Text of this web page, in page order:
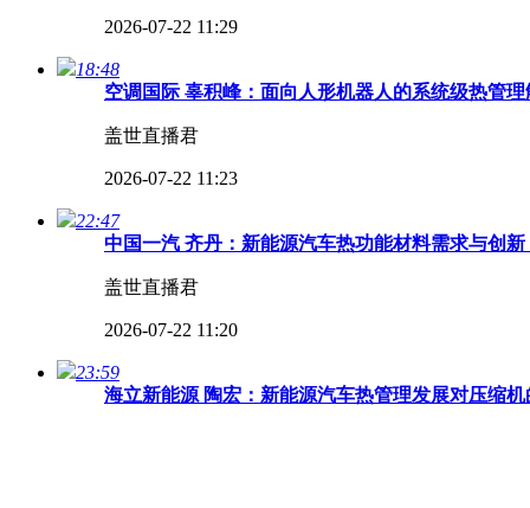
2026-07-22 11:29
18:48
空调国际 辜积峰：面向人形机器人的系统级热管
盖世直播君
2026-07-22 11:23
22:47
中国一汽 齐丹：新能源汽车热功能材料需求与创
盖世直播君
2026-07-22 11:20
23:59
海立新能源 陶宏：新能源汽车热管理发展对压缩